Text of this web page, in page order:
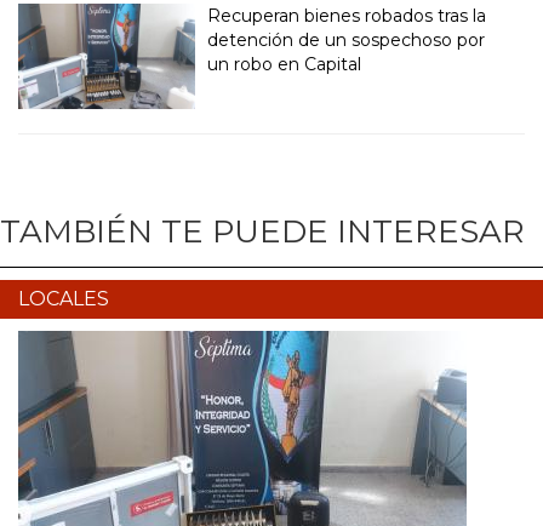
Recuperan bienes robados tras la
detención de un sospechoso por
un robo en Capital
TAMBIÉN TE PUEDE INTERESAR
LOCALES